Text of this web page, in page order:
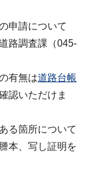
申請について
路調査課（045-
有無は道路台帳
認いただけま
る箇所について
本、写し証明を